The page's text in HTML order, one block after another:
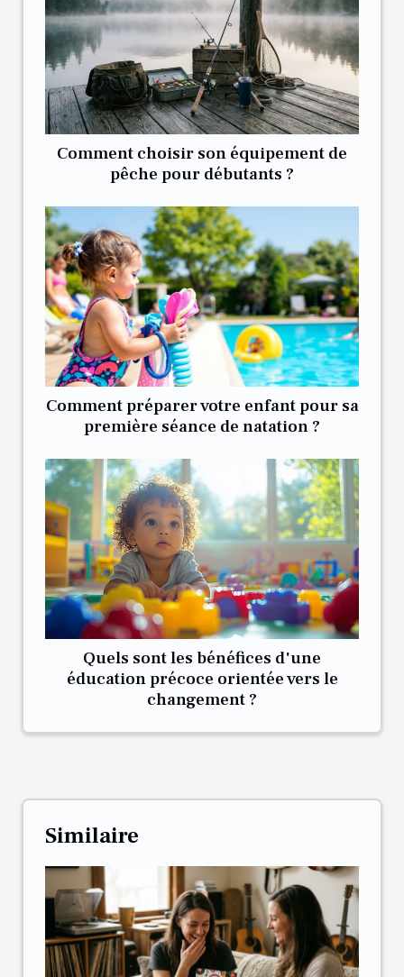
Comment choisir son équipement de
pêche pour débutants ?
Comment préparer votre enfant pour sa
première séance de natation ?
Quels sont les bénéfices d'une
éducation précoce orientée vers le
changement ?
Similaire